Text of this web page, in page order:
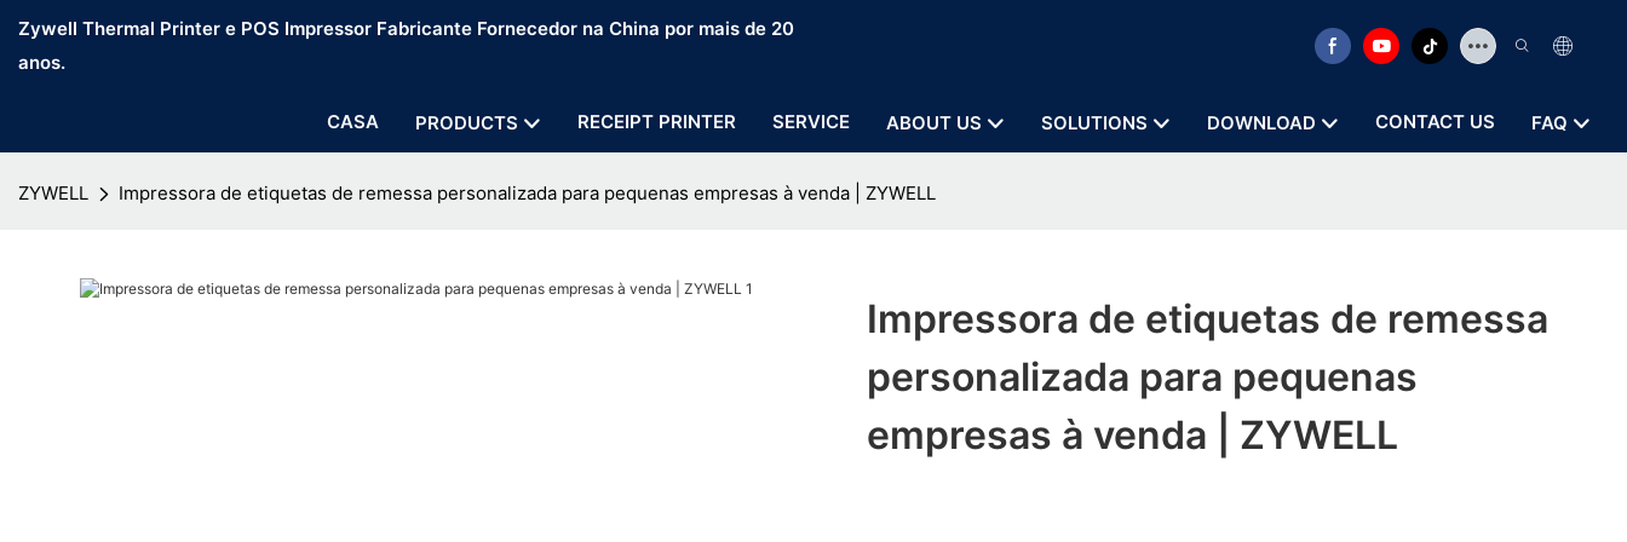
Zywell Thermal Printer e POS Impressor Fabricante Fornecedor na China por mais de 20
anos.
CASA PRODUCTS RECEIPT PRINTER SERVICE ABOUT US SOLUTIONS DOWNLOAD CONTACT US FAQ
ZYWELL Impressora de etiquetas de remessa personalizada para pequenas empresas à venda | ZYWELL
Impressora de etiquetas de remessa
personalizada para pequenas
empresas à venda | ZYWELL